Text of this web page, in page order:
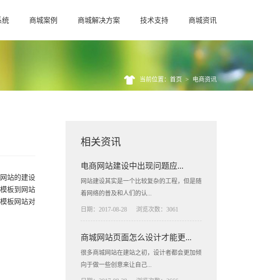
统 商城案例 商城解决方案 技术支持 商城资讯
当前位置：首页 > 电商资讯
站的建设
板到网站
板网站对
相关资讯
电商网站建设中出现问题应...
网站建设其实是一个比较复杂的工程，但是随
着网络的普及和人们的认...
日期：2017-08-28 浏览次数：3061
商城网站页面怎么设计才能更...
很多商城网站在建站之初，设计者都会更加倾
向于做一些创意来让自己...